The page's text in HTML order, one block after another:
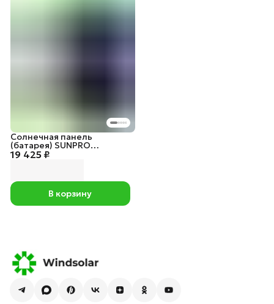
19 425 ₽
Солнечная панель
(батарея) SUNPRO
DG590W-N144M10 TOPCon
В корзину